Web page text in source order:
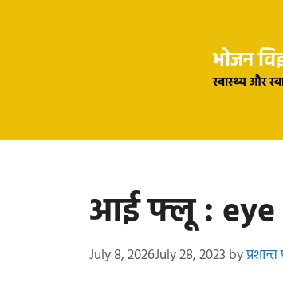
भोजन
स्वास्थ्य और
आई फ्लू :
July 8, 2026July 28, 2023 by